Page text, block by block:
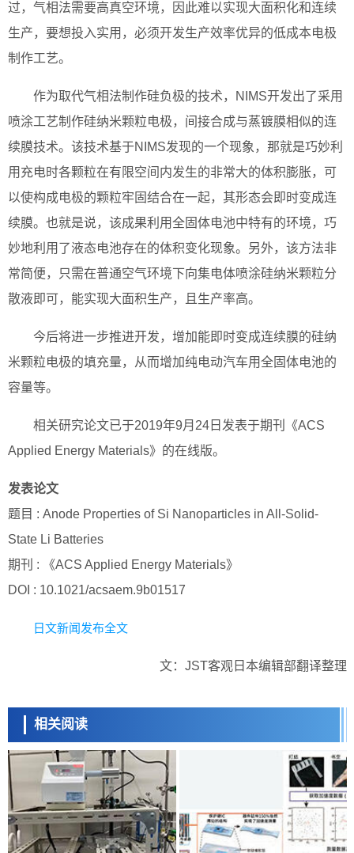
过，气相法需要高真空环境，因此难以实现大面积化和连续
生产，要想投入实用，必须开发生产效率优异的低成本电极
制作工艺。
作为取代气相法制作硅负极的技术，NIMS开发出了采用
喷涂工艺制作硅纳米颗粒电极，间接合成与蒸镀膜相似的连
续膜技术。该技术基于NIMS发现的一个现象，那就是巧妙利
用充电时各颗粒在有限空间内发生的非常大的体积膨胀，可
以使构成电极的颗粒牢固结合在一起，其形态会即时变成连
续膜。也就是说，该成果利用全固体电池中特有的环境，巧
妙地利用了液态电池存在的体积变化现象。另外，该方法非
常简便，只需在普通空气环境下向集电体喷涂硅纳米颗粒分
散液即可，能实现大面积生产，且生产率高。
今后将进一步推进开发，增加能即时变成连续膜的硅纳
米颗粒电极的填充量，从而增加纯电动汽车用全固体电池的
容量等。
相关研究论文已于2019年9月24日发表于期刊《ACS
Applied Energy Materials》的在线版。
发表论文
题目 : Anode Properties of Si Nanoparticles in All-Solid-
State Li Batteries
期刊 : 《ACS Applied Energy Materials》
DOI : 10.1021/acsaem.9b01517
日文新闻发布全文
文：JST客观日本编辑部翻译整理
相关阅读